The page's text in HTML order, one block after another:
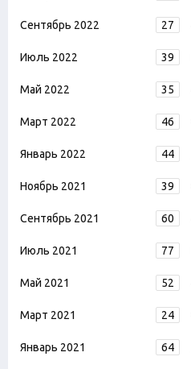
Сентябрь 2022 27
Июль 2022 39
Май 2022 35
Март 2022 46
Январь 2022 44
Ноябрь 2021 39
Сентябрь 2021 60
Июль 2021 77
Май 2021 52
Март 2021 24
Январь 2021 64